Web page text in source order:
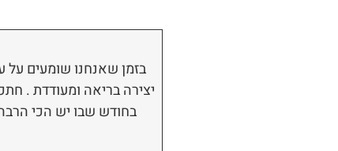
בזמן שאנחנו שומעים על
יצירה בריאה ומעודדת .
בחודש שבו יש הכי